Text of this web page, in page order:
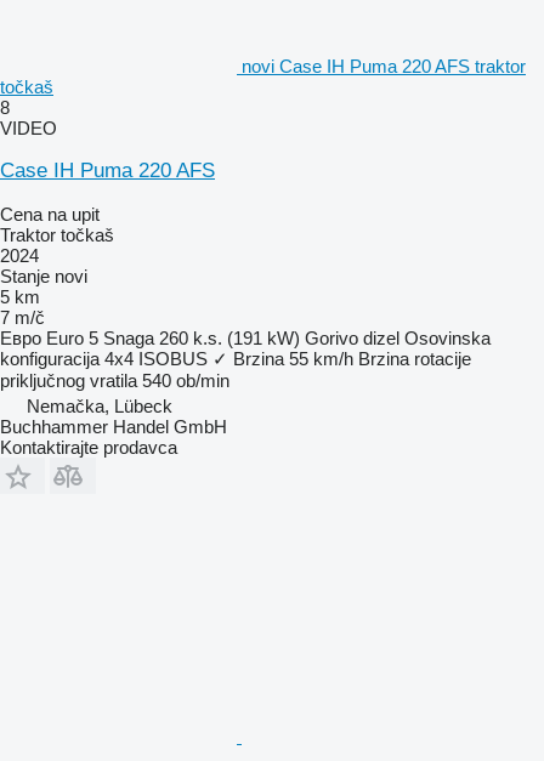
novi Case IH Puma 220 AFS traktor
točkaš
8
VIDEO
Case IH Puma 220 AFS
Cena na upit
Traktor točkaš
2024
Stanje novi
5 km
7 m/č
Евро Euro 5 Snaga 260 k.s. (191 kW) Gorivo dizel Osovinska
konfiguracija 4x4 ISOBUS ✓ Brzina 55 km/h Brzina rotacije
priključnog vratila 540 ob/min
Nemačka, Lübeck
Buchhammer Handel GmbH
Kontaktirajte prodavca